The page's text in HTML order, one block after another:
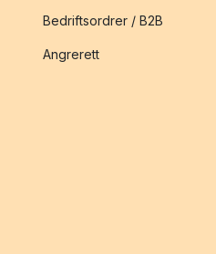
Bedriftsordrer / B2B
Angrerett